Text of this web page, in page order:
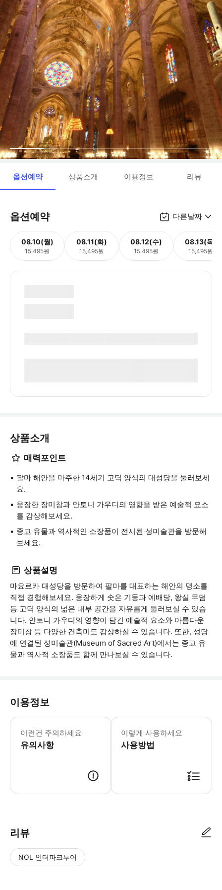
옵션예약 상품소개 이용정보 리뷰
옵션예약 다른날짜
08.10(월)
15,495원
08.11(화)
15,495원
08.12(수)
15,495원
08.13(목)
15,495원
상품소개
매력포인트
팔마 해안을 마주한 14세기 고딕 양식의 대성당을 둘러보세
요.
웅장한 장미창과 안토니 가우디의 영향을 받은 예술적 요소
를 감상해보세요.
종교 유물과 역사적인 소장품이 전시된 성미술관을 방문해
보세요.
상품설명
마요르카 대성당을 방문하여 팔마를 대표하는 해안의 명소를
직접 경험해보세요. 웅장하게 솟은 기둥과 예배당, 왕실 무덤
등 고딕 양식의 넓은 내부 공간을 자유롭게 둘러보실 수 있습
니다. 안토니 가우디의 영향이 담긴 예술적 요소와 아름다운
장미창 등 다양한 건축미도 감상하실 수 있습니다. 또한, 성당
에 연결된 성미술관(Museum of Sacred Art)에서는 종교 유
물과 역사적 소장품도 함께 만나보실 수 있습니다.
이용정보
이런건 주의하세요
유의사항
어린이 규정: - 2세 미만 어린이는 무
이렇게 사용하세요
사용방법
리뷰
NOL 인터파크투어